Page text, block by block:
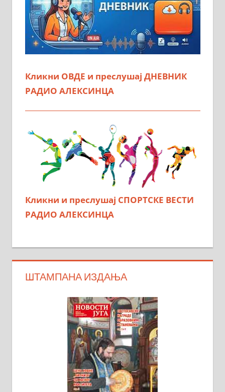
Кликни ОВДЕ и преслушај ДНЕВНИК
РАДИО АЛЕКСИНЦА
Кликни и преслушај СПОРТСКЕ ВЕСТИ
РАДИО АЛЕКСИНЦА
ШТАМПАНА ИЗДАЊА